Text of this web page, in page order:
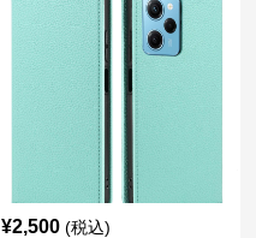
¥2,500 (税込)